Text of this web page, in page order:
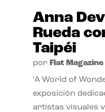
Anna
Rueda
Taipéi
por Flat Magazine|
‘A World of
exposición
artistas visuales